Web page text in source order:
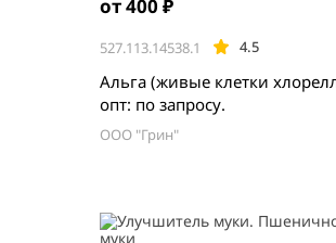
от 400 ₽
527.113.14538.1 4.5
Альга (живые клетки
опт: по запросу.
ООО "Грин"